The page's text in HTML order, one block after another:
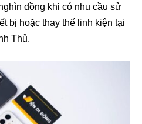
đồng khi có nhu cầu sử
bị hoặc thay thế linh kiện tại
Thủ.